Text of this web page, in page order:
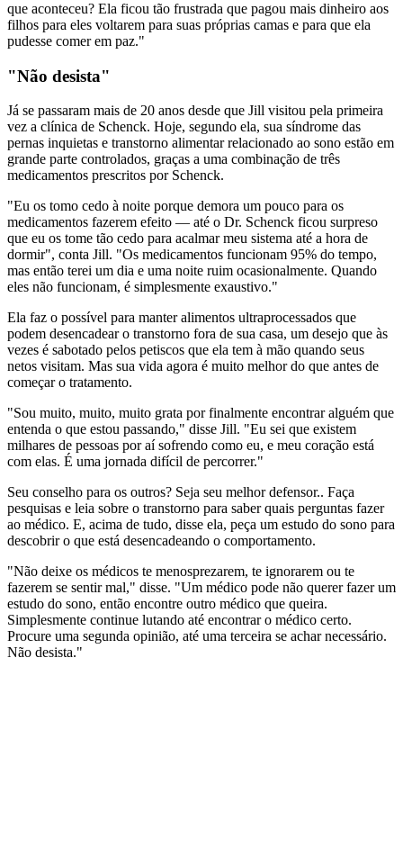
que aconteceu? Ela ficou tão frustrada que pagou mais dinheiro aos
filhos para eles voltarem para suas próprias camas e para que ela
pudesse comer em paz."
"Não desista"
Já se passaram mais de 20 anos desde que Jill visitou pela primeira
vez a clínica de Schenck. Hoje, segundo ela, sua síndrome das
pernas inquietas e transtorno alimentar relacionado ao sono estão em
grande parte controlados, graças a uma combinação de três
medicamentos prescritos por Schenck.
"Eu os tomo cedo à noite porque demora um pouco para os
medicamentos fazerem efeito — até o Dr. Schenck ficou surpreso
que eu os tome tão cedo para acalmar meu sistema até a hora de
dormir", conta Jill. "Os medicamentos funcionam 95% do tempo,
mas então terei um dia e uma noite ruim ocasionalmente. Quando
eles não funcionam, é simplesmente exaustivo."
Ela faz o possível para manter alimentos ultraprocessados que
podem desencadear o transtorno fora de sua casa, um desejo que às
vezes é sabotado pelos petiscos que ela tem à mão quando seus
netos visitam. Mas sua vida agora é muito melhor do que antes de
começar o tratamento.
"Sou muito, muito, muito grata por finalmente encontrar alguém que
entenda o que estou passando," disse Jill. "Eu sei que existem
milhares de pessoas por aí sofrendo como eu, e meu coração está
com elas. É uma jornada difícil de percorrer."
Seu conselho para os outros? Seja seu melhor defensor.. Faça
pesquisas e leia sobre o transtorno para saber quais perguntas fazer
ao médico. E, acima de tudo, disse ela, peça um estudo do sono para
descobrir o que está desencadeando o comportamento.
"Não deixe os médicos te menosprezarem, te ignorarem ou te
fazerem se sentir mal," disse. "Um médico pode não querer fazer um
estudo do sono, então encontre outro médico que queira.
Simplesmente continue lutando até encontrar o médico certo.
Procure uma segunda opinião, até uma terceira se achar necessário.
Não desista."